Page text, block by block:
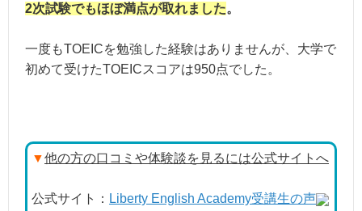
2次試験でもほぼ満点が取れました。
一度もTOEICを勉強した経験はありませんが、大学で
初めて受けたTOEICスコアは950点でした。
▼他の方の口コミや体験談を見るには公式サイトへ
公式サイト： Liberty English Academy受講生の声